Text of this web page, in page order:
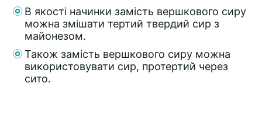
В якості начинки замість вершкового сиру
можна змішати тертий твердий сир з
майонезом.
Також замість вершкового сиру можна
використовувати сир, протертий через
сито.